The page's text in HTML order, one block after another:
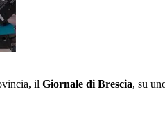
il Giornale di Brescia, su